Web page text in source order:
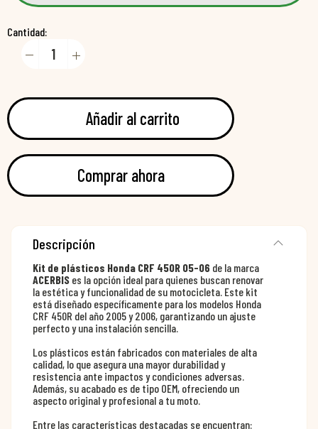
Cantidad:
Añadir al carrito
Comprar ahora
Descripción
Kit de plásticos Honda CRF 450R 05-06 de la marca
ACERBIS es la opción ideal para quienes buscan renovar
la estética y funcionalidad de su motocicleta. Este kit
está diseñado específicamente para los modelos Honda
CRF 450R del año 2005 y 2006, garantizando un ajuste
perfecto y una instalación sencilla.
Los plásticos están fabricados con materiales de alta
calidad, lo que asegura una mayor durabilidad y
resistencia ante impactos y condiciones adversas.
Además, su acabado es de tipo OEM, ofreciendo un
aspecto original y profesional a tu moto.
Entre las características destacadas se encuentran: